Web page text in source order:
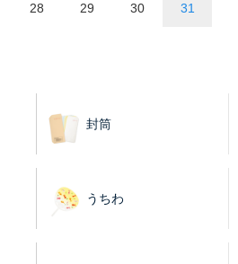
28 29 30 31
封筒
うちわ